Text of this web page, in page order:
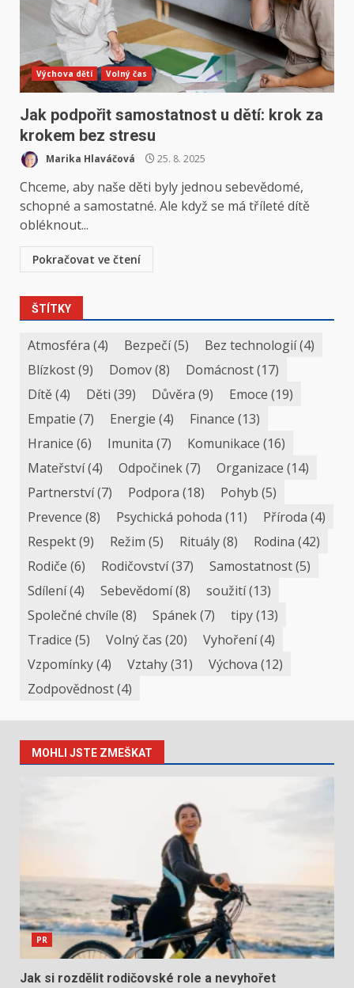
Výchova dětí Volný čas
Jak podpořit samostatnost u dětí: krok za
krokem bez stresu
Marika Hlaváčová 25. 8. 2025
Chceme, aby naše děti byly jednou sebevědomé,
schopné a samostatné. Ale když se má tříleté dítě
obléknout...
Pokračovat ve čtení
ŠTÍTKY
Atmosféra (4) Bezpečí(5) Bez technologií(4)
Blízkost(9) Domov(8) Domácnost(17)
Dítě(4) Děti (39) Důvěra (9) Emoce (19)
Empatie (7) Energie (4) Finance (13)
Hranice (6) Imunita (7) Komunikace (16)
Mateřství(4) Odpočinek(7) Organizace (14)
Partnerství(7) Podpora (18) Pohyb (5)
Prevence (8) Psychická pohoda (11) Příroda (4)
Respekt(9) Režim (5) Rituály(8) Rodina (42)
Rodiče (6) Rodičovství(37) Samostatnost(5)
Sdílení(4) Sebevědomí(8) soužití(13)
Společné chvíle (8) Spánek(7) tipy(13)
Tradice (5) Volný čas (20) Vyhoření(4)
Vzpomínky(4) Vztahy(31) Výchova (12)
Zodpovědnost(4)
MOHLI JSTE ZMEŠKAT
PR
Jak si rozdělit rodičovské role a nevyhořet